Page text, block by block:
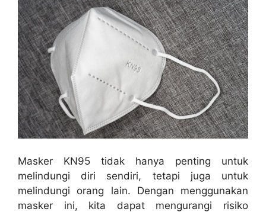
Masker KN95 tidak hanya penting untuk
melindungi diri sendiri, tetapi juga untuk
melindungi orang lain. Dengan menggunakan
masker ini, kita dapat mengurangi risiko